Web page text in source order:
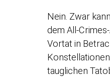
Nein. Zwar
dem All-
Vortat in
tauglichen